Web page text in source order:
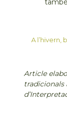
A l’hivern,
Article
tradicionals